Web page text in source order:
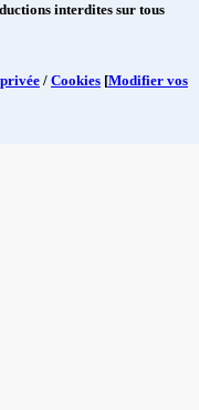
interdites sur tous
/ Cookies [Modifier vos